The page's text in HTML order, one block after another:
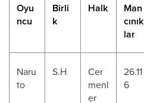
Oyu
ncu
Birli
k
Halk
Man
cınık
lar
Naru
to
S.H
Cer
menl
er
26.11
6